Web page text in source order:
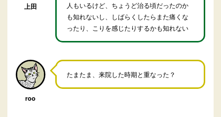
上田
人もいるけど、ちょうど治る頃だったのか
も知れないし、しばらくしたらまた痛くな
ったり、こりを感じたりするかも知れない
roo
たまたま、来院した時期と重なった？